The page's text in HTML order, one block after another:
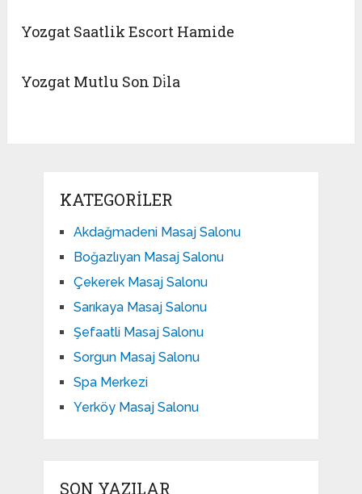
Yozgat Saatlik Escort Hamide
Yozgat Mutlu Son Di̇la
KATEGORILER
Akdağmadeni Masaj Salonu
Boğazlıyan Masaj Salonu
Çekerek Masaj Salonu
Sarıkaya Masaj Salonu
Şefaatli Masaj Salonu
Sorgun Masaj Salonu
Spa Merkezi
Yerköy Masaj Salonu
SON YAZILAR